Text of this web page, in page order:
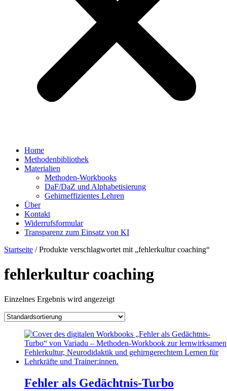
Home
Methodenbibliothek
Materialien
Methoden-Workbooks
DaF/DaZ und Alphabetisierung
Gehirneffizientes Lehren
Über
Kontakt
Widerrufsformular
Transparenz zum Einsatz von KI
Startseite / Produkte verschlagwortet mit „fehlerkultur coaching“
fehlerkultur coaching
Einzelnes Ergebnis wird angezeigt
Fehler als Gedächtnis-Turbo